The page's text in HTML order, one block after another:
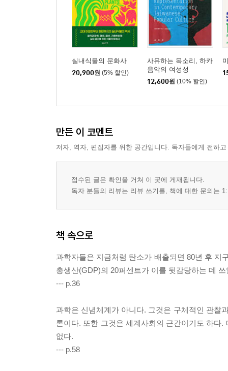
실내식물의 문화사
20,900원 (5% 할인)
사유하는 목소리, 하카
음악의 여성성
12,600원 (10% 할인)
만든 이 코멘트
저자, 역자, 편집자를 위한 공간입니다. 독자들에게 전하
접수된 글은 확인을 거쳐 이 곳에 게재됩니다.
독자 분들의 리뷰는 리뷰 쓰기를, 책에 대한 문의는
책 속으로
과학자들은 지금처럼 탄소가 배출되면 80년 후 지
총생산(GDP)의 20퍼센트가 이를 뒷감당하는 데
--- p.36
과학은 신념체계가 아니다. 그것은 구체적인 관찰
론이다. 또한 그것은 세계사회의 근간이기도 하다
없다.
--- p.58